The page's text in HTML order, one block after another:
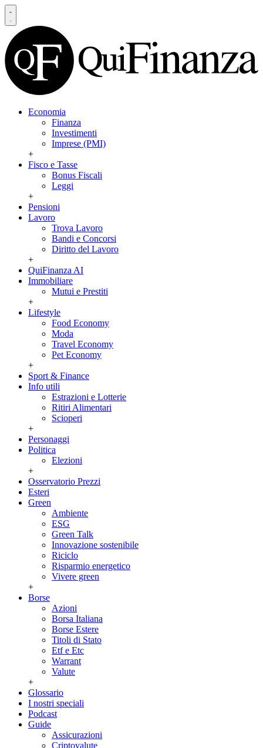
Economia
Finanza
Investimenti
Imprese (PMI)
+
Fisco e Tasse
Bonus Fiscali
Leggi
+
Pensioni
Lavoro
Trova Lavoro
Bandi e Concorsi
Diritto del Lavoro
+
QuiFinanza AI
Immobiliare
Mutui e Prestiti
+
Lifestyle
Food Economy
Moda
Travel Economy
Pet Economy
+
Sport & Finance
Info utili
Estrazioni e Lotterie
Ritiri Alimentari
Scioperi
+
Personaggi
Politica
Elezioni
+
Osservatorio Prezzi
Esteri
Green
Ambiente
ESG
Green Talk
Innovazione sostenibile
Riciclo
Risparmio energetico
Vivere green
+
Borse
Azioni
Borsa Italiana
Borse Estere
Titoli di Stato
Etf e Etc
Warrant
Valute
+
Glossario
I nostri speciali
Podcast
Guide
Assicurazioni
Criptovalute